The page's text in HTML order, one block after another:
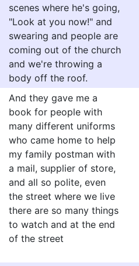
scenes where he's going,
"Look at you now!" and
swearing and people are
coming out of the church
and we're throwing a
body off the roof.
And they gave me a
book for people with
many different uniforms
who came home to help
my family postman with
a mail, supplier of store,
and all so polite, even
the street where we live
there are so many things
to watch and at the end
of the street